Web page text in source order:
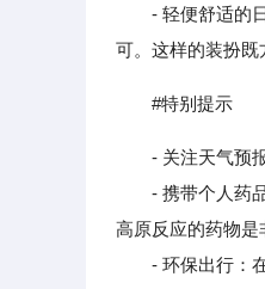
- 轻便舒适的日
可。这样的装扮既
#特别提示
- 关注天气预
- 携带个人药品
高原反应的药物是
- 环保出行：在